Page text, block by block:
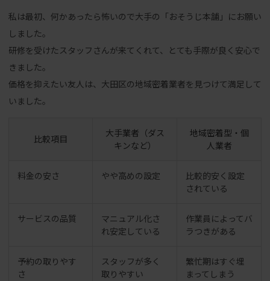
私は最初、何かあったら怖いので大手の「おそうじ本舗」にお願い
しました。
研修を受けたスタッフさんが来てくれて、とても手際が良く安心で
きました。
価格を抑えたい友人は、大田区の地域密着業者を見つけて満足して
いました。
比較項目
大手業者（ダス
キンなど）
地域密着型・個
人業者
料金の安さ やや高めの設定
比較的安く設定
されている
サービスの品質
マニュアル化さ
れ安定している
作業員によってバ
ラつきがある
予約の取りやす
さ
スタッフが多く
取りやすい
繁忙期はすぐ埋
まってしまう